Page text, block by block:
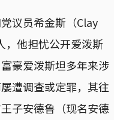
议员希金斯（Clay
，他担忧公开爱泼斯
豪爱泼斯坦多年来涉
遭调查或定罪，其往
子安德鲁（现名安德